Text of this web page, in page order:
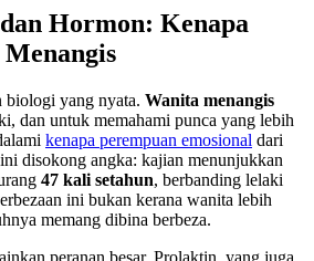
Hormon: Kenapa
biologi yang nyata. Wanita menangis
dan untuk memahami punca yang lebih
kenapa perempuan emosional dari
disokong angka: kajian menunjukkan
47 kali setahun, berbanding lelaki
ini bukan kerana wanita lebih
memang dibina berbeza.
peranan besar. Prolaktin, yang juga